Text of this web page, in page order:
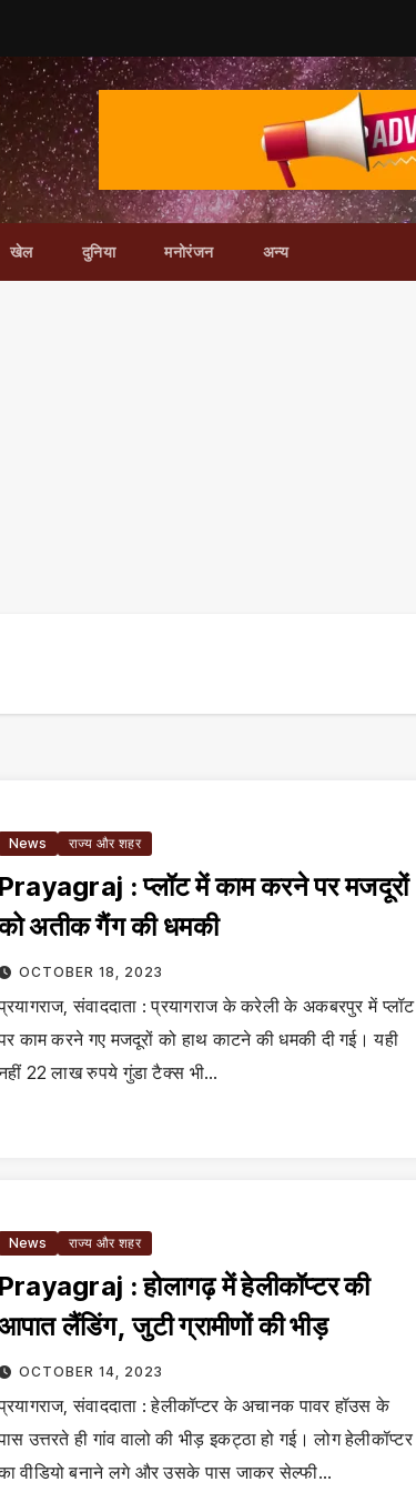
खेल दुनिया मनोरंजन अन्य
News राज्य और शहर
Prayagraj : प्लॉट में काम करने पर मजदूरों
अतीक गैंग की धमकी
OCTOBER 18, 2023
संवाददाता : प्रयागराज के करेली के अकबरपुर में प्लॉट
काम करने गए मजदूरों को हाथ काटने की धमकी दी गई। यही
22 लाख रुपये गुंडा टैक्स भी…
News राज्य और शहर
Prayagraj : होलागढ़ में हेलीकॉप्टर की
लैंडिंग, जुटी ग्रामीणों की भीड़
OCTOBER 14, 2023
संवाददाता : हेलीकॉप्टर के अचानक पावर हॉउस के
उत्तरते ही गांव वालो की भीड़ इकट्ठा हो गई। लोग हेलीकॉप्टर
वीडियो बनाने लगे और उसके पास जाकर सेल्फी…